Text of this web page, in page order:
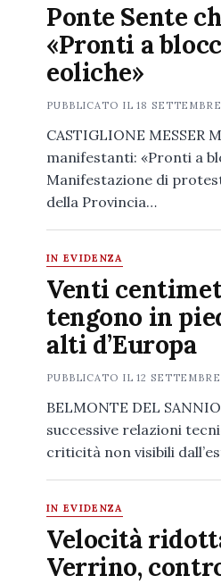
Ponte Sente
«Pronti a
eoliche»
PUBBLICATO IL18
CASTIGLIONE MESSER
manifestanti: «Pronti a
Manifestazione di
della Provincia…
IN EVIDENZA
Venti
tengono in
alti d’Europa
PUBBLICATO IL12
BELMONTE DEL
successive relazioni
criticità non visibili
IN EVIDENZA
Velocità
Verrino,